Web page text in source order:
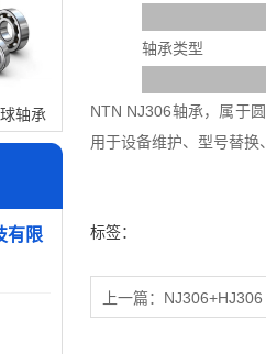
轴承
有限
轴承类型
NTN NJ306轴承，属于
用于设备维护、型号替换
标签：
上一篇： NJ306+HJ306